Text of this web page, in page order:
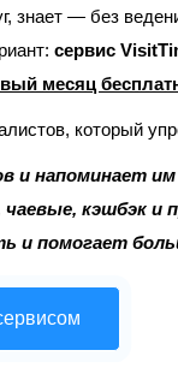
знает — без
сервис
месяц
который
и напоминает
чаевые, кэшбэк и
и помогает